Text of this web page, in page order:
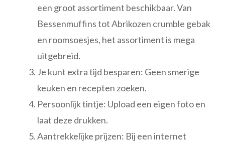
een groot assortiment beschikbaar. Van
Bessenmuffins tot Abrikozen crumble gebak
en roomsoesjes, het assortiment is mega
uitgebreid.
Je kunt extra tijd besparen: Geen smerige
keuken en recepten zoeken.
Persoonlijk tintje: Upload een eigen foto en
laat deze drukken.
Aantrekkelijke prijzen: Bij een internet